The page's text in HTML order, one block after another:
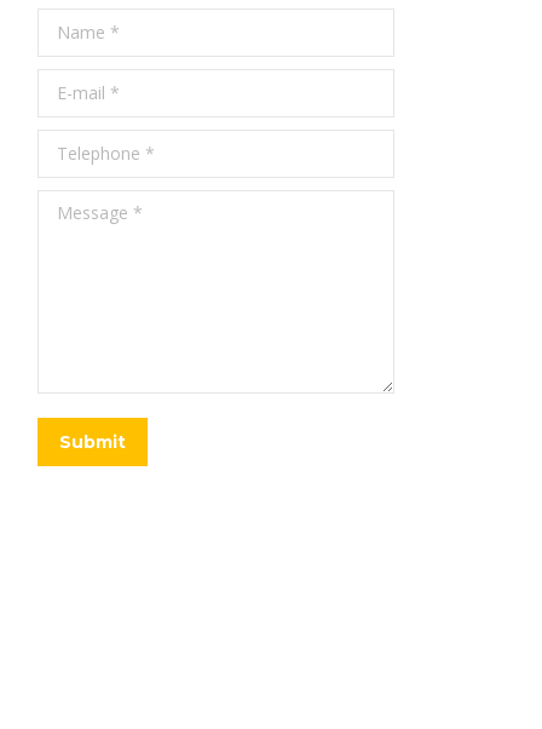
Name *
E-mail *
Telephone *
Message *
Submit